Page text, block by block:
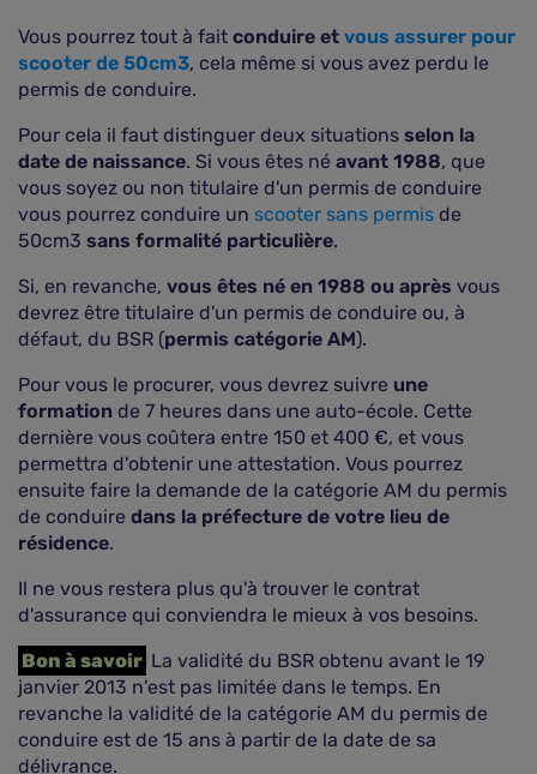
Vous pourrez tout à fait conduire et vous assurer pour
scooter de 50cm3, cela même si vous avez perdu le
permis de conduire.
Pour cela il faut distinguer deux situations selon la
date de naissance. Si vous êtes né avant 1988, que
vous soyez ou non titulaire d'un permis de conduire
vous pourrez conduire un scooter sans permis de
50cm3 sans formalité particulière.
Si, en revanche, vous êtes né en 1988 ou après vous
devrez être titulaire d'un permis de conduire ou, à
défaut, du BSR (permis catégorie AM).
Pour vous le procurer, vous devrez suivre une
formation de 7 heures dans une auto-école. Cette
dernière vous coûtera entre 150 et 400 €, et vous
permettra d'obtenir une attestation. Vous pourrez
ensuite faire la demande de la catégorie AM du permis
de conduire dans la préfecture de votre lieu de
résidence.
Il ne vous restera plus qu'à trouver le contrat
d'assurance qui conviendra le mieux à vos besoins.
Bon à savoir La validité du BSR obtenu avant le 19
janvier 2013 n'est pas limitée dans le temps. En
revanche la validité de la catégorie AM du permis de
conduire est de 15 ans à partir de la date de sa
délivrance.